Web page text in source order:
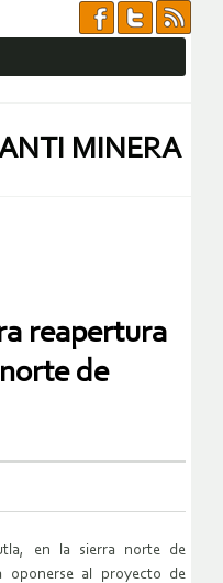
MINERA
reapertura
de
en la sierra norte de
oponerse al proyecto de